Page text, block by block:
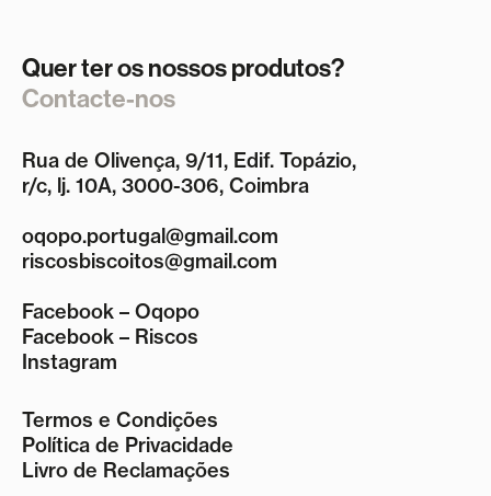
Quer ter os nossos produtos?
Contacte-nos
Rua de Olivença, 9/11, Edif. Topázio,
r/c, lj. 10A, 3000-306, Coimbra
oqopo.portugal@gmail.com
riscosbiscoitos@gmail.com
Facebook – Oqopo
Facebook – Riscos
Instagram
Termos e Condições
Política de Privacidade
Livro de Reclamações